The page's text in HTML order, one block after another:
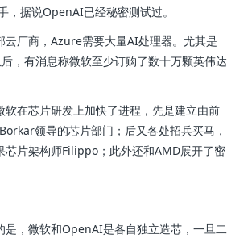
，据说OpenAI已经秘密测试过。
厂商，Azure需要大量AI处理器。尤其是
，有消息称微软至少订购了数十万颗英伟达
在芯片研发上加快了进程，先是建立由前
领导的芯片部门；后又各处招兵买马，
芯片架构师Filippo；此外还和AMD展开了密
，微软和OpenAI是各自独立造芯，一旦二